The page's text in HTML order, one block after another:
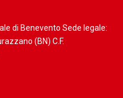
di Benevento Sede legale:
(BN) C.F.